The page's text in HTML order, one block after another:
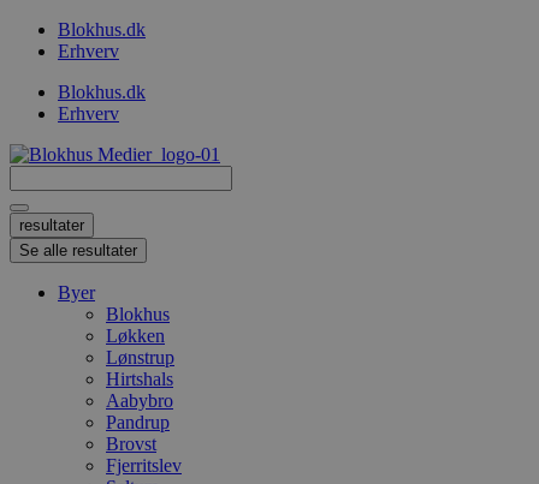
VidereBlokhus.dk
Erhverv
Blokhus.dk
Erhverv
...
resultater
Se alle resultater
Byer
Blokhus
Løkken
Lønstrup
Hirtshals
Aabybro
Pandrup
Brovst
Fjerritslev